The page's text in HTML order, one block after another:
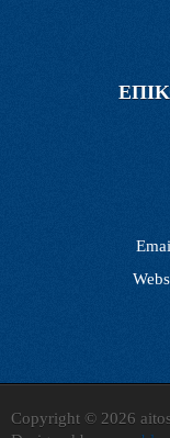
Copyright © 2026